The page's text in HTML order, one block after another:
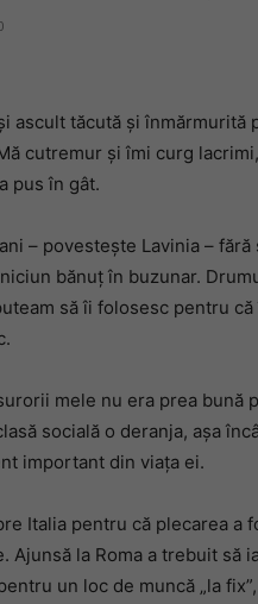
ascult tăcută și înmărmurită
cutremur și îmi curg
pus în gât.
– povestește Lavinia –
bănuț în buzunar.
să îi folosesc pentru
mele nu era prea bună
socială o deranja, așa
important din viața ei.
Italia pentru că plecarea a
Ajunsă la Roma a trebuit să
un loc de muncă „la